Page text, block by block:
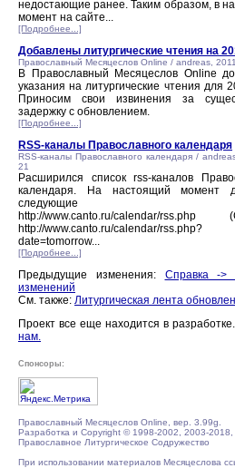
недостающие ранее. Таким образом, в
момент на сайте...
[Подробнее...]
Добавлены литургические чтения на
Православный Месяцеслов Online / andreas,
В Православный Месяцеслов Online
указания на литургические чтения для
Приносим свои извинения за
задержку с обновлением.
[Подробнее...]
RSS-каналы Православного календаря
RSS-каналы Православного календаря /
21
Расширился список rss-каналов
календаря. На настоящий момент
следующие
http://www.canto.ru/calendar/rss.php
http://www.canto.ru/calendar/rss.php?
date=tomorrow...
[Подробнее...]
Предыдущие изменения: Справка ->
изменений
См. также: Литургическая лента
Проект все еще находится в разработке.
нам.
Спонсоры:
Православный Месяцеслов Online, вер. 3.99g.
Разработка и Copyright © 1998-2002, 2003-2018,
Православное Литургическое Содружество
При использовании материалов Месяцеслова